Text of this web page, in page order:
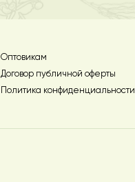
Оптовикам
Договор публичной оферты
Политика конфиденциальности